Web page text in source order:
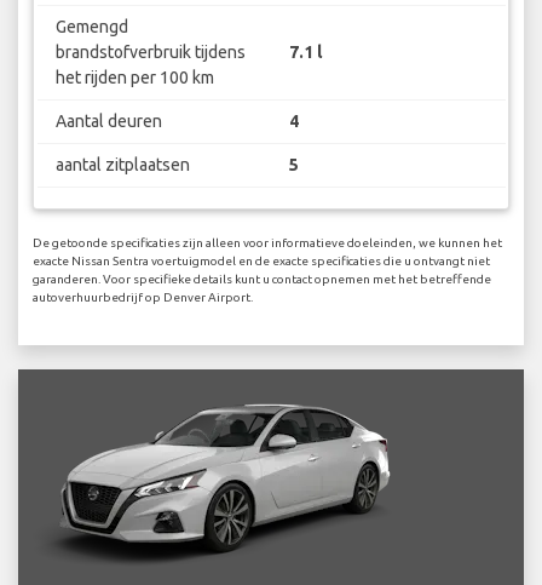
Gemengd
brandstofverbruik tijdens
het rijden per 100 km
7.1 l
Aantal deuren 4
aantal zitplaatsen 5
De getoonde specificaties zijn alleen voor informatieve doeleinden, we kunnen het
exacte Nissan Sentra voertuigmodel en de exacte specificaties die u ontvangt niet
garanderen. Voor specifieke details kunt u contact opnemen met het betreffende
autoverhuurbedrijf op Denver Airport.